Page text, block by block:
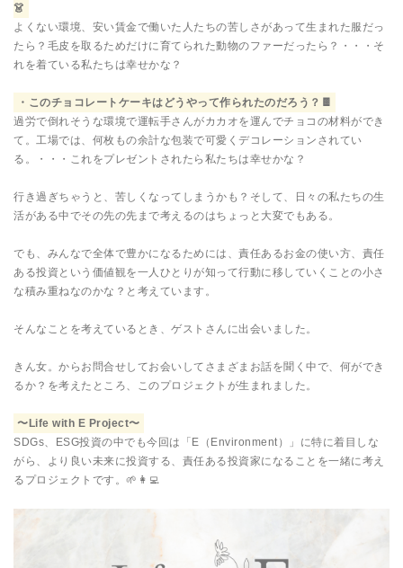
👗
よくない環境、安い賃金で働いた人たちの苦しさがあって生まれた服だっ
たら？毛皮を取るためだけに育てられた動物のファーだったら？・・・そ
れを着ている私たちは幸せかな？
・このチョコレートケーキはどうやって作られたのだろう？🍫
過労で倒れそうな環境で運転手さんがカカオを運んでチョコの材料ができ
て。工場では、何枚もの余計な包装で可愛くデコレーションされてい
る。・・・これをプレゼントされたら私たちは幸せかな？
行き過ぎちゃうと、苦しくなってしまうかも？そして、日々の私たちの生
活がある中でその先の先まで考えるのはちょっと大変でもある。
でも、みんなで全体で豊かになるためには、責任あるお金の使い方、責任
ある投資という価値観を一人ひとりが知って行動に移していくことの小さ
な積み重ねなのかな？と考えています。
そんなことを考えているとき、ゲストさんに出会いました。
きん女。からお問合せしてお会いしてさまざまお話を聞く中で、何ができ
るか？を考えたところ、このプロジェクトが生まれました。
〜Life with E Project〜
SDGs、ESG投資の中でも今回は「E（Environment）」に特に着目しな
がら、より良い未来に投資する、責任ある投資家になることを一緒に考え
るプロジェクトです。🌱👩‍💻